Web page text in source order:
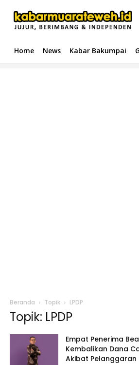
Home News Kabar Bakumpai
Beranda Topik LPDP
Topik: LPDP
Empat Penerima
Kembalikan Dana
Akibat Pelanggaran